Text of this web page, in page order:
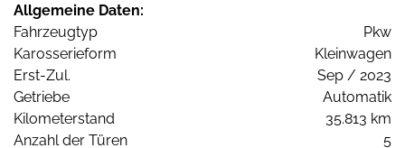
Allgemeine Daten:
Fahrzeugtyp
Pkw
Karosserieform
Kleinwagen
Erst-Zul.
Sep / 2023
Getriebe
Automatik
Kilometerstand
35.813 km
Anzahl der Türen
5